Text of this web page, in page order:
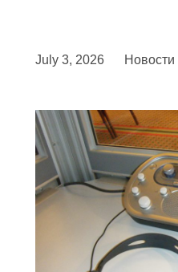
July 3, 2026 Новости